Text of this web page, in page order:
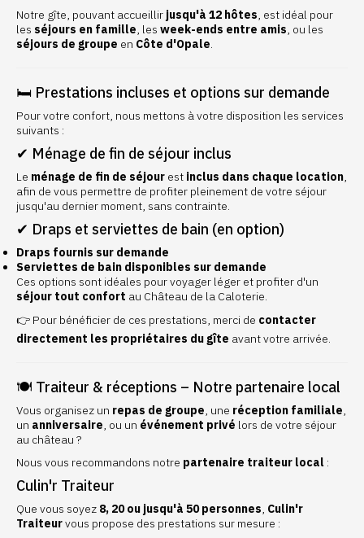
Notre gîte, pouvant accueillir jusqu'à 12 hôtes, est idéal pour
les séjours en famille, les week-ends entre amis, ou les
séjours de groupe en Côte d'Opale.
🛏️ Prestations incluses et options sur demande
Pour votre confort, nous mettons à votre disposition les services
suivants :
✔ Ménage de fin de séjour inclus
Le ménage de fin de séjour est inclus dans chaque location,
afin de vous permettre de profiter pleinement de votre séjour
jusqu'au dernier moment, sans contrainte.
✔ Draps et serviettes de bain (en option)
Draps fournis sur demande
Serviettes de bain disponibles sur demande
Ces options sont idéales pour voyager léger et profiter d'un
séjour tout confort au Château de la Caloterie.
👉 Pour bénéficier de ces prestations, merci de contacter
directement les propriétaires du gîte avant votre arrivée.
🍽️ Traiteur & réceptions – Notre partenaire local
Vous organisez un repas de groupe, une réception familiale,
un anniversaire, ou un événement privé lors de votre séjour
au château ?
Nous vous recommandons notre partenaire traiteur local :
Culin'r Traiteur
Que vous soyez 8, 20 ou jusqu'à 50 personnes, Culin'r
Traiteurvous propose des prestations sur mesure :